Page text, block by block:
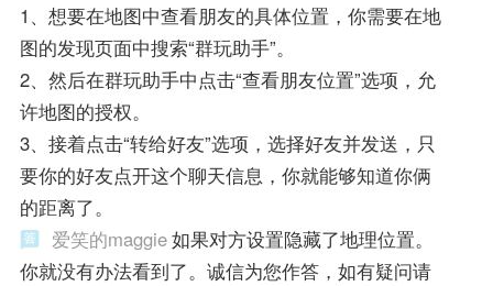
1、想要在地图中查看朋友的具体位置，你需要在地
图的发现页面中搜索“群玩助手”。
2、然后在群玩助手中点击“查看朋友位置”选项，允
许地图的授权。
3、接着点击“转给好友”选项，选择好友并发送，只
要你的好友点开这个聊天信息，你就能够知道你俩
的距离了。
爱笑的maggie如果对方设置隐藏了地理位置。
你就没有办法看到了。诚信为您作答，如有疑问请